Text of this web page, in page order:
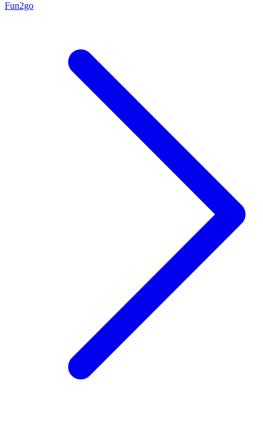
Fun2go